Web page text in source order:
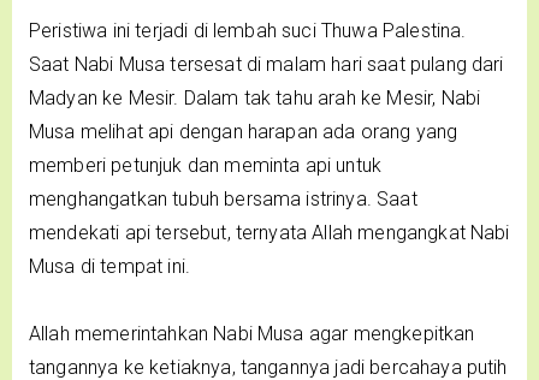
Peristiwa ini terjadi di lembah suci Thuwa Palestina.
Saat Nabi Musa tersesat di malam hari saat pulang dari
Madyan ke Mesir. Dalam tak tahu arah ke Mesir, Nabi
Musa melihat api dengan harapan ada orang yang
memberi petunjuk dan meminta api untuk
menghangatkan tubuh bersama istrinya. Saat
mendekati api tersebut, ternyata Allah mengangkat Nabi
Musa di tempat ini.
Allah memerintahkan Nabi Musa agar mengkepitkan
tangannya ke ketiaknya, tangannya jadi bercahaya putih